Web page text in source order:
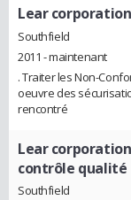
Lear corporation
Southfield
2011 - maintenant
. Traiter les Non-
oeuvre des
rencontré
Lear corporation
contrôle qualité
Southfield